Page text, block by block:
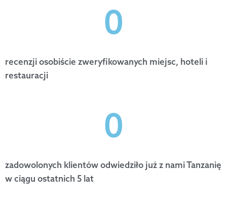
recenzji osobiście zweryfikowanych miejsc, hoteli i
restauracji
0
zadowolonych klientów odwiedziło już z nami Tanzanię
w ciągu ostatnich 5 lat
0